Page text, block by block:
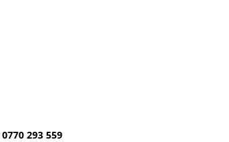
0770 293 559